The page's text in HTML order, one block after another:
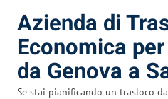
Azienda di
Economica
da Genova a
Se stai pianificando un trasloco